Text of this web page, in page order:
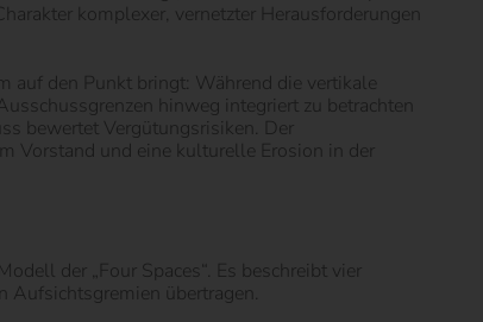
komplexer, vernetzter Herausforderungen
auf den Punkt bringt: Während die vertikale
hinweg integriert zu betrachten
bewertet Vergütungsrisiken. Der
Vorstand und eine kulturelle Erosion in der
der „Four Spaces“. Es beschreibt vier
Aufsichtsgremien übertragen.